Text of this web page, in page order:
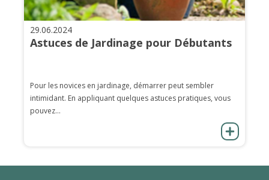
29.06.2024
Astuces de Jardinage pour Débutants
Pour les novices en jardinage, démarrer peut sembler
intimidant. En appliquant quelques astuces pratiques, vous
pouvez...